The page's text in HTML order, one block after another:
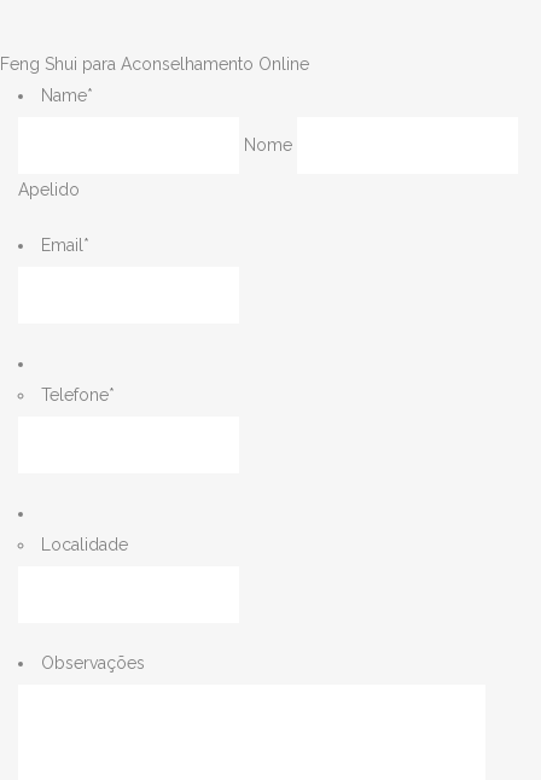
Feng Shui para Aconselhamento Online
Name*
Nome
Apelido
Email *
Telefone*
Localidade
Observações